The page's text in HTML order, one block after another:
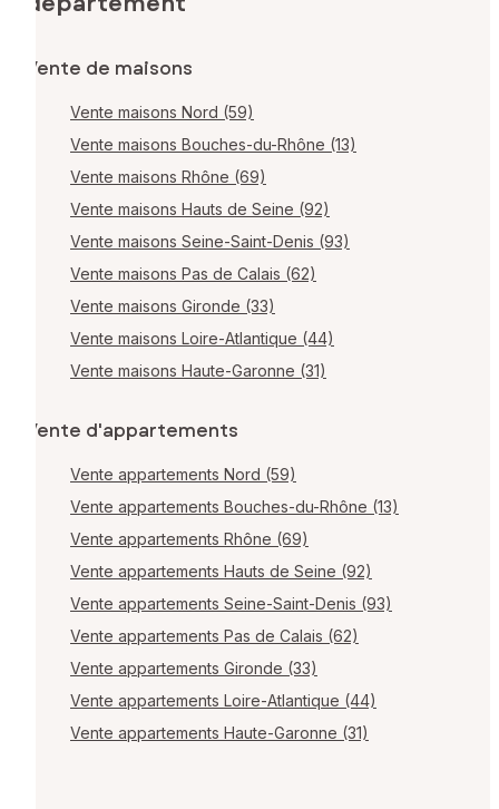
Vente de maisons
Vente maisons Nord (59)
Vente maisons Bouches-du-Rhône (13)
Vente maisons Rhône (69)
Vente maisons Hauts de Seine (92)
Vente maisons Seine-Saint-Denis (93)
Vente maisons Pas de Calais (62)
Vente maisons Gironde (33)
Vente maisons Loire-Atlantique (44)
Vente maisons Haute-Garonne (31)
Vente d'appartements
Vente appartements Nord (59)
Vente appartements Bouches-du-Rhône (13)
Vente appartements Rhône (69)
Vente appartements Hauts de Seine (92)
Vente appartements Seine-Saint-Denis (93)
Vente appartements Pas de Calais (62)
Vente appartements Gironde (33)
Vente appartements Loire-Atlantique (44)
Vente appartements Haute-Garonne (31)